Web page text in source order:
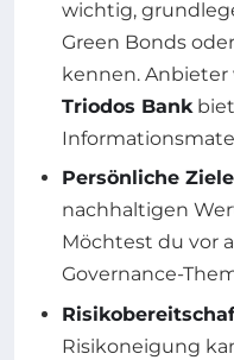
wichtig,
Green Bonds
kennen. Anbieter
Triodos Bank
Persönliche
nachhaltigen
Möchtest du vor
Governance-
Risikoneigung